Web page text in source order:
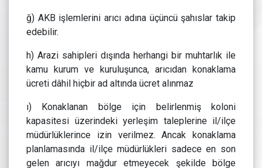
ğ) AKB işlemlerini arıcı adına üçüncü şahıslar takip
edebilir.
h) Arazi sahipleri dışında herhangi bir muhtarlık ile
kamu kurum ve kuruluşunca, arıcıdan konaklama
ücreti dâhil hiçbir ad altında ücret alınmaz
ı) Konaklanan bölge için belirlenmiş koloni
kapasitesi üzerindeki yerleşim taleplerine il/ilçe
müdürlüklerince izin verilmez. Ancak konaklama
planlamasında il/ilçe müdürlükleri sadece en son
gelen arıcıyı mağdur etmeyecek şekilde bölge